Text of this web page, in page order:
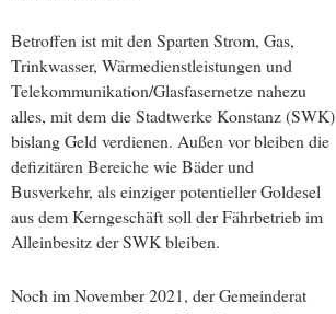
Betroffen ist mit den Sparten Strom, Gas,
Trinkwasser, Wärmedienstleistungen und
Telekommunikation/Glasfasernetze nahezu
alles, mit dem die Stadtwerke Konstanz (SWK)
bislang Geld verdienen. Außen vor bleiben die
defizitären Bereiche wie Bäder und
Busverkehr, als einziger potentieller Goldesel
aus dem Kerngeschäft soll der Fährbetrieb im
Alleinbesitz der SWK bleiben.
Noch im November 2021, der Gemeinderat